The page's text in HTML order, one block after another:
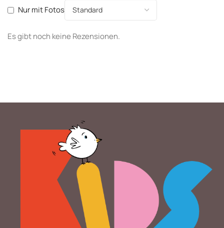
Nur mit Fotos
Es gibt noch keine Rezensionen.